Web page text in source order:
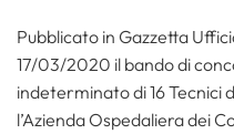
Pubblicato in Gazzetta
17/03/2020 il bando di
indeterminato di 16 Tecnici
l’Azienda Ospedaliera dei